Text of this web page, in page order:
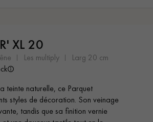
PARQUET VERNIS
PARQUET EN CHÊNE
XL 20
les multiply
larg 20 cm
teinte naturelle, ce Parquet
styles de décoration. Son veinage
tandis que sa finition vernie